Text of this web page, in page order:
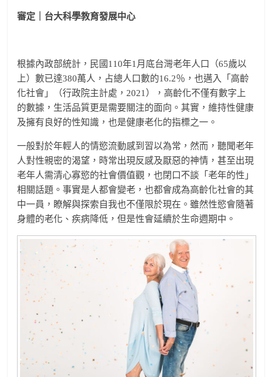
審定｜台大科學教育發展中心
根據內政部統計，民國110年1月底台灣老年人口（65歲以
上）數已達380萬人，占總人口數的16.2％，也邁入「高齡
化社會」（行政院主計處，2021），高齡化不僅有數字上
的數據，生活品質更是需要關注的面向。其實，維持性健康
及擁有良好的性知識，也是健康老化的指標之一。
一般對於年輕人的情慾流動感到習以為常，然而，聽聞老年
人對性親密的渴望，時常出現反感及厭惡的神情，甚至出現
老年人需清心寡慾的社會價值觀，也閉口不談「老年的性」
相關話題。事實是人都會變老，也都會成為高齡化社會的其
中一員，瞭解與探索自我也不僅限於現在。雖然性慾會隨著
身體的老化、疾病降低，但是性會延續於生命週期中。